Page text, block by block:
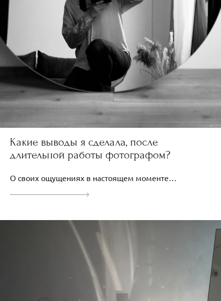
Какие выводы я сделала, после
длительной работы фотографом?
О своих ощущениях в настоящем моменте…